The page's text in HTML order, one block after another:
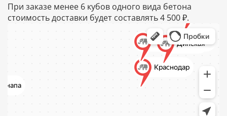
При заказе менее 6 кубов одного вида бетона
стоимость доставки будет составлять 4 500 ₽.